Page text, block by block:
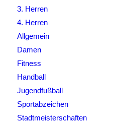
3. Herren
4. Herren
Allgemein
Damen
Fitness
Handball
Jugendfußball
Sportabzeichen
Stadtmeisterschaften